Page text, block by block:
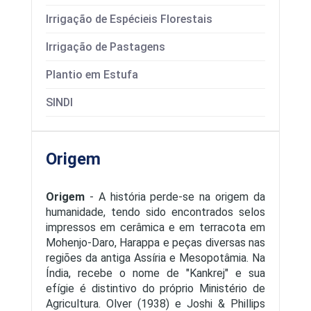
Irrigação de Espécieis Florestais
Irrigação de Pastagens
Plantio em Estufa
SINDI
Origem
Origem - A história perde-se na origem da
humanidade, tendo sido encontrados selos
impressos em cerâmica e em terracota em
Mohenjo-Daro, Harappa e peças diversas nas
regiões da antiga Assíria e Mesopotâmia. Na
Índia, recebe o nome de "Kankrej" e sua
efígie é distintivo do próprio Ministério de
Agricultura. Olver (1938) e Joshi & Phillips